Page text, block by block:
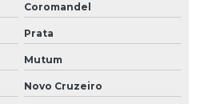
Coromandel
Prata
Mutum
Novo Cruzeiro